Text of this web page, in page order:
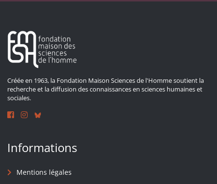
Créée en 1963, la Fondation Maison Sciences de l'Homme soutient la
recherche et la diffusion des connaissances en sciences humaines et
sociales.
Informations
Mentions légales